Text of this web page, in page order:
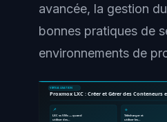
avancée, la gestion
bonnes pratiques de
environnements de
VIRTUALISATION
Proxmox LXC : Créer et Gérer des Conteneurs
📌
LXC vs VMs — quand
utiliser des…
🔹
Télécharger et
utiliser les…